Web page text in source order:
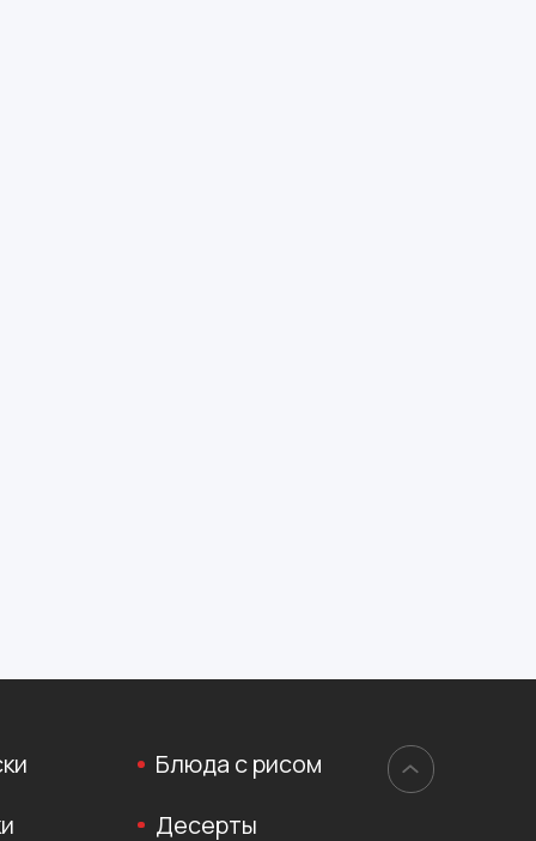
Блюда с рисом
Десерты